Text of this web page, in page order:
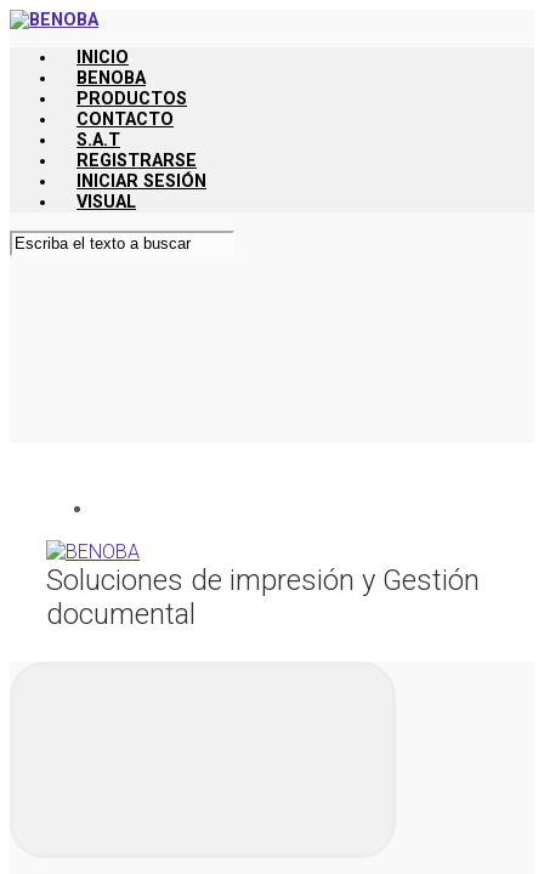
Saltar
contenido
principal
INICIO
BENOBA
PRODUCTOS
CONTACTO
S.A.T
REGISTRARSE
INICIAR SESIÓN
VISUAL
Soluciones de impresión y Gestión
documental